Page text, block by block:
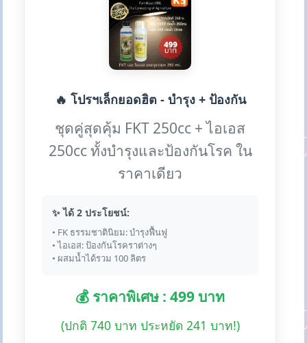
🔥 โปรฯเล็กยอดฮิต - บำรุง + ป้องกัน
ชุดคู่สุดคุ้ม FKT 250cc + ไอเอส
250cc ทั้งบำรุงและป้องกันโรค ใน
ราคาเดียว
✨ ได้ 2 ประโยชน์:
• FK ธรรมชาตินิยม: บำรุงฟื้นฟู
• ไอเอส: ป้องกันโรคราต่างๆ
• ผสมน้ำได้รวม 100 ลิตร
💰 ราคาพิเศษ : 499 บาท
(ปกติ 740 บาท ประหยัด 241 บาท!)